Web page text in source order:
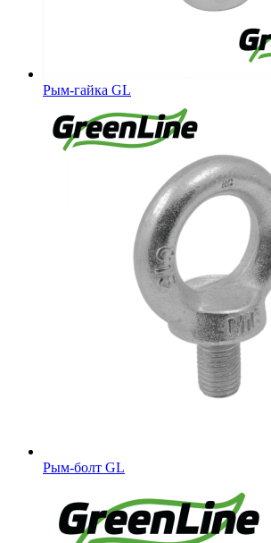
Рым-гайка GL
Рым-болт GL